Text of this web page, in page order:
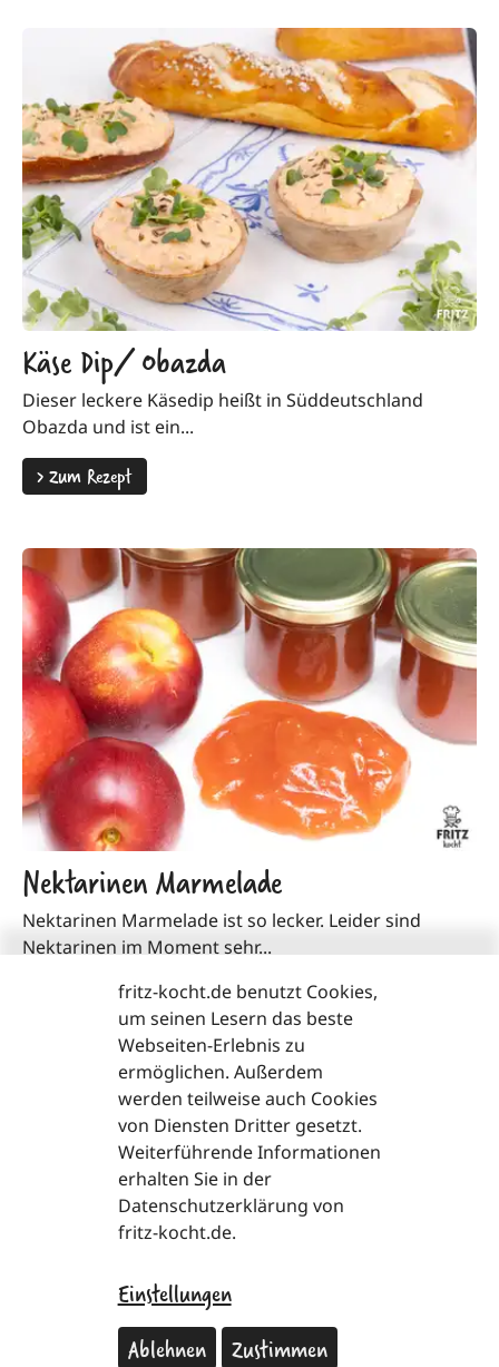
Käse Dip/ Obazda
Dieser leckere Käsedip heißt in Süddeutschland
Obazda und ist ein...
>Zum Rezept
Nektarinen Marmelade
Nektarinen Marmelade ist so lecker. Leider sind
Nektarinen im Moment sehr...
Zum Rezept
Loading...
copyright2026
Datenschutzerklärung
fritz-kocht.de benutzt Cookies,
um seinen Lesern das beste
Webseiten-Erlebnis zu
ermöglichen. Außerdem
werden teilweise auch Cookies
von Diensten Dritter gesetzt.
Weiterführende Informationen
erhalten Sie in der
Datenschutzerklärung von
fritz-kocht.de.
Einstellungen
Ablehnen
Zustimmen